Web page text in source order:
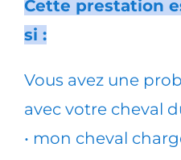
Cette prestation
si :
Vous avez une
avec votre cheval
• mon cheval